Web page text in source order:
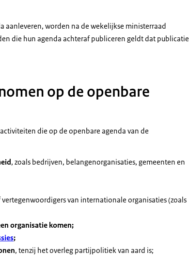
aanleveren, worden na de wekelijkse ministerraad
die hun agenda achteraf publiceren geldt dat publicatie
op de openbare
die op de openbare agenda van de
, zoals bedrijven, belangenorganisaties, gemeenten en
van internationale organisaties (zoals
organisatie komen;
;
, tenzij het overleg partijpolitiek van aard is;